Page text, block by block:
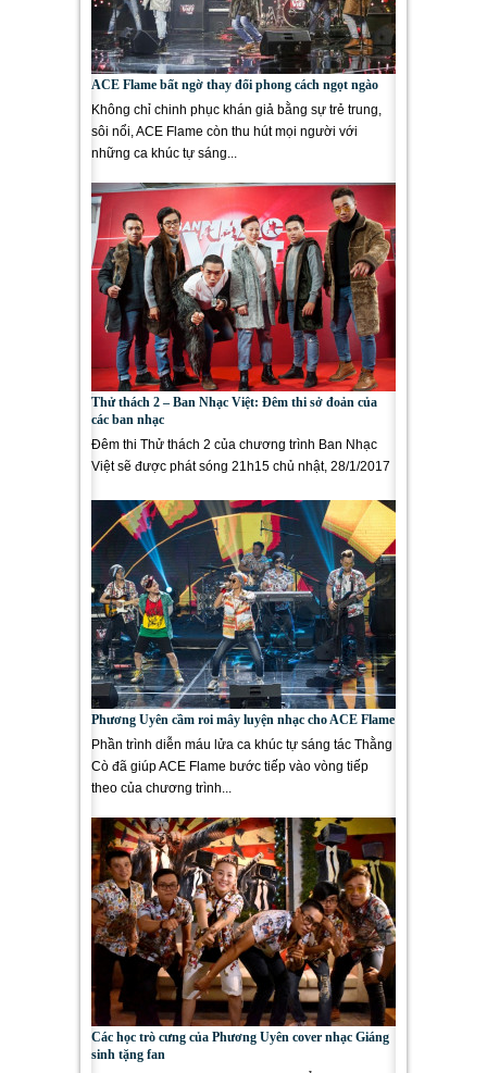
ACE Flame bất ngờ thay đổi phong cách ngọt ngào
Không chỉ chinh phục khán giả bằng sự trẻ trung,
sôi nổi, ACE Flame còn thu hút mọi người với
những ca khúc tự sáng...
Thử thách 2 – Ban Nhạc Việt: Đêm thi sở đoản của
các ban nhạc
Đêm thi Thử thách 2 của chương trình Ban Nhạc
Việt sẽ được phát sóng 21h15 chủ nhật, 28/1/2017
Phương Uyên cầm roi mây luyện nhạc cho ACE Flame
Phần trình diễn máu lửa ca khúc tự sáng tác Thằng
Cò đã giúp ACE Flame bước tiếp vào vòng tiếp
theo của chương trình...
Các học trò cưng của Phương Uyên cover nhạc Giáng
sinh tặng fan